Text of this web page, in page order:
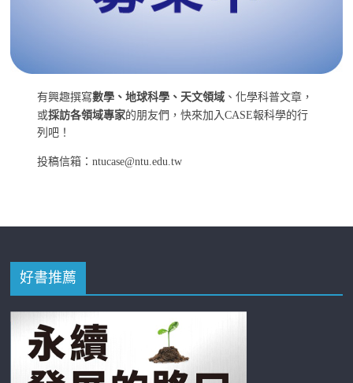
有興趣撰寫數學、地球科學、天文領域 、化學科普文章，
或採訪各領域專家的朋友們，快來加入CASE報科學的行
列吧！
投稿信箱：ntucase@ntu.edu.tw
好書推薦